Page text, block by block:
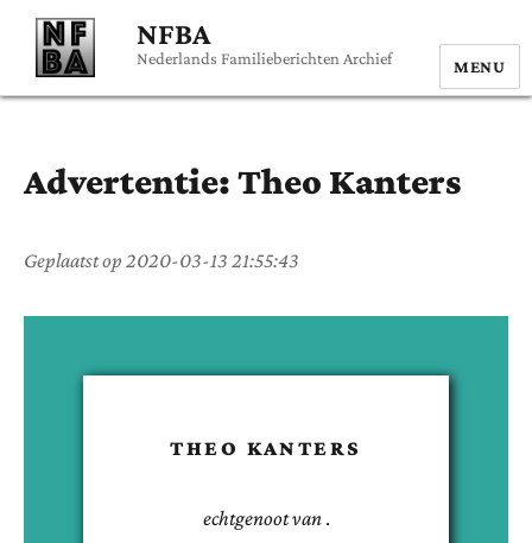
NFBA
Nederlands Familieberichten Archief MENU
Advertentie: Theo Kanters
Geplaatst op 2020-03-13 21:55:43
THEO KANTERS
echtgenoot van .